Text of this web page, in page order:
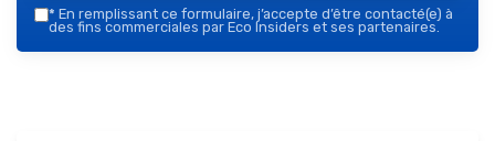
* En remplissant ce formulaire, j’accepte d’être contacté(e) à
des fins commerciales par Eco Insiders et ses partenaires.